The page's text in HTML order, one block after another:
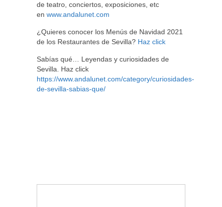
de teatro, conciertos, exposiciones, etc
en www.andalunet.com
¿Quieres conocer los Menús de Navidad 2021
de los Restaurantes de Sevilla? Haz click
Sabías qué… Leyendas y curiosidades de
Sevilla. Haz click
https://www.andalunet.com/category/curiosidades-
de-sevilla-sabias-que/